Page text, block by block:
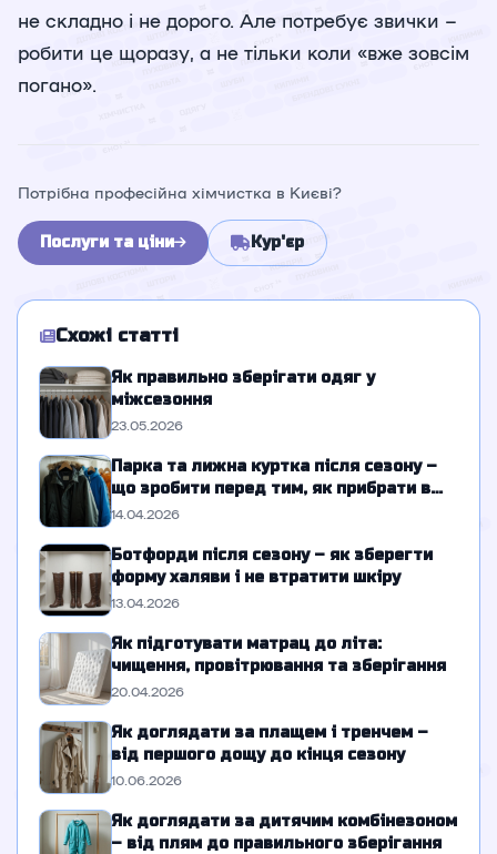
не складно і не дорого. Але потребує звички –
робити це щоразу, а не тільки коли «вже зовсім
погано».
Потрібна професійна хімчистка в Києві?
Послуги та ціни Кур'єр
Схожі статті
Як правильно зберігати одяг у
міжсезоння
23.05.2026
Парка та лижна куртка після сезону –
що зробити перед тим, як прибрати в
шафу
14.04.2026
Ботфорди після сезону – як зберегти
форму халяви і не втратити шкіру
13.04.2026
Як підготувати матрац до літа:
чищення, провітрювання та зберігання
20.04.2026
Як доглядати за плащем і тренчем –
від першого дощу до кінця сезону
10.06.2026
Як доглядати за дитячим комбінезоном
– від плям до правильного зберігання